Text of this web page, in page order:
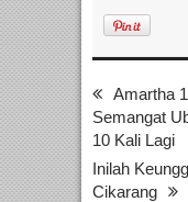
Amartha
Semangat
10 Kali Lagi
Inilah
Cikarang